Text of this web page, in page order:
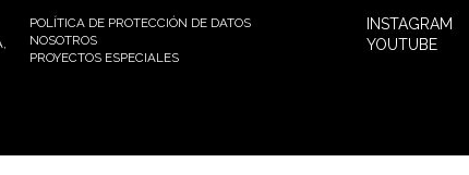
POLÍTICA DE PROTECCIÓN DE DATOS
NOSOTROS
PROYECTOS ESPECIALES
INSTAGRAM
YOUTUBE